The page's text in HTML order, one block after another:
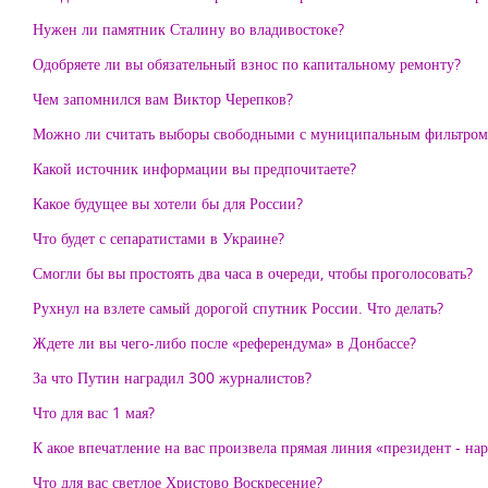
Нужен ли памятник Сталину во владивостоке?
Одобряете ли вы обязательный взнос по капитальному ремонту?
Чем запомнился вам Виктор Черепков?
Можно ли считать выборы свободными с муниципальным
Какой источник информации вы предпочитаете?
Какое будущее вы хотели бы для России?
Что будет с сепаратистами в Украине?
Смогли бы вы простоять два часа в очереди, чтобы проголосовать?
Рухнул на взлете самый дорогой спутник России. Что делать?
Ждете ли вы чего-либо после «референдума» в Донбассе?
За что Путин наградил 300 журналистов?
Что для вас 1 мая?
К акое впечатление на вас произвела прямая линия «президент -
Что для вас светлое Христово Воскресение?